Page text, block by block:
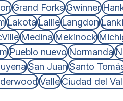
Grand ForksGwinner
LakotaLallieLangdon
MedinaMekinock
Pueblo nuevoNormanda
San JuanSanto
ValleCiudad del